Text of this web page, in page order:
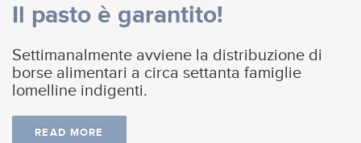
Il pasto è garantito!
Settimanalmente avviene la distribuzione di
borse alimentari a circa settanta famiglie
lomelline indigenti.
READ MORE